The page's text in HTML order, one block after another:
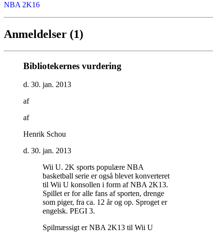
NBA 2K16
Anmeldelser (1)
Bibliotekernes vurdering
d. 30. jan. 2013
af
af
Henrik Schou
d. 30. jan. 2013
Wii U. 2K sports populære NBA
basketball serie er også blevet konverteret
til Wii U konsollen i form af NBA 2K13.
Spillet er for alle fans af sporten, drenge
som piger, fra ca. 12 år og op. Sproget er
engelsk. PEGI 3.
Spilmæssigt er NBA 2K13 til Wii U